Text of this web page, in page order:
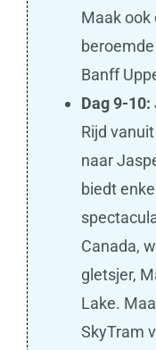
Maak ook
Banff
Dag 9-
Rijd
naar
biedt
Canada,
gletsjer,
Lake.
SkyTram